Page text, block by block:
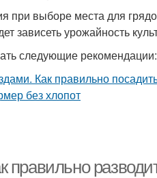
выборе места для
зависеть урожайность
следующие рекомендации:
правильно